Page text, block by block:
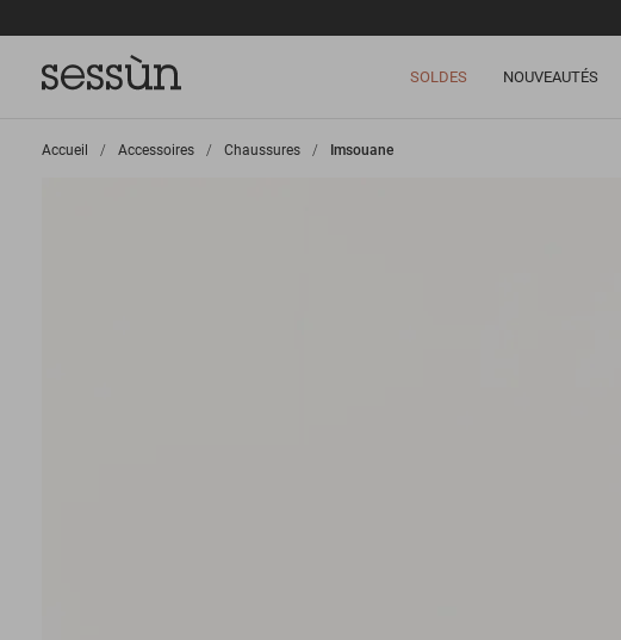
SOLDES NOUVEAUTÉS
Accueil >
Accessoires >
Chaussures >
Imsouane